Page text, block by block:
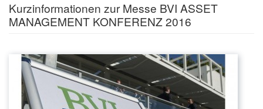
Kurzinformationen zur Messe BVI ASSET
MANAGEMENT KONFERENZ 2016